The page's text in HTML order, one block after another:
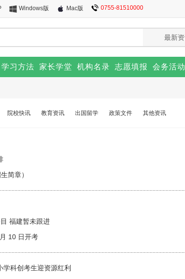
Windows版 Mac版 0755-81510000
学习方法 家长学堂 机构名录 志愿填报 会务活动
院校快讯 教育资讯 出国留学 政策文件 其他资讯
简章）
福建暂未跟进
10 日开考
科创考生迎资源红利